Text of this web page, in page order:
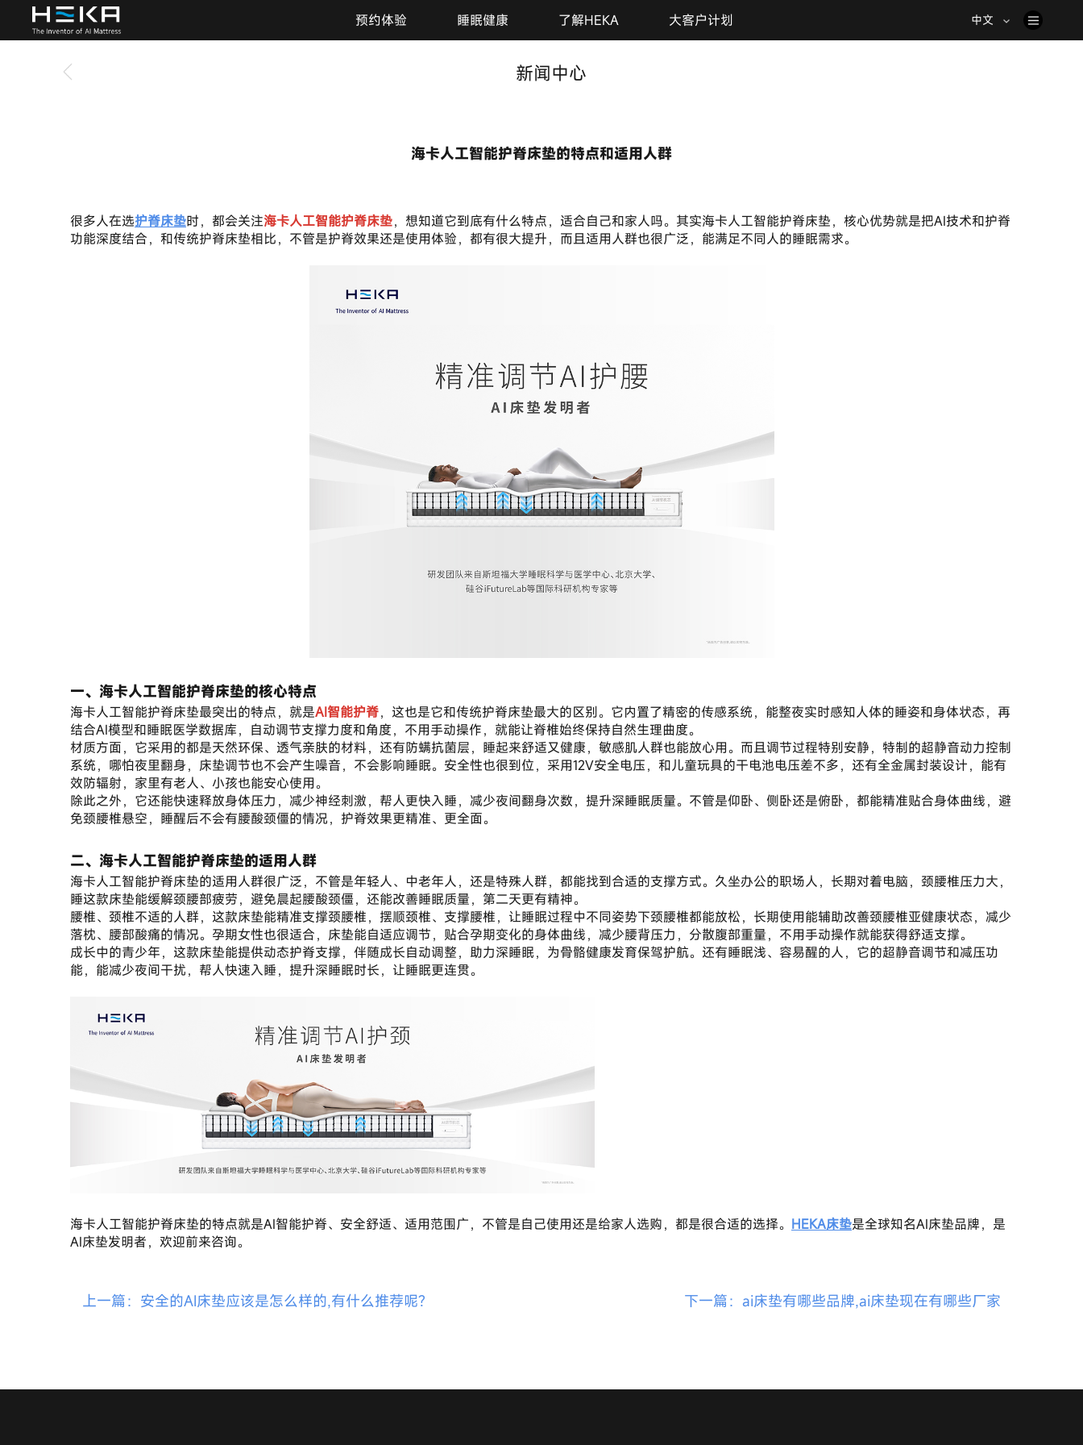
预约体验 睡眠健康 了解HEKA 大客户计划 中文
新闻中心
海卡人工智能护脊床垫的特点和适用人群
很多人在选护脊床垫时，都会关注海卡人工智能护脊床垫，想知道它到底有什么特点，适合自己和家人吗。其实海卡人工智能护脊床垫，核心优势就是把AI技术和护脊
功能深度结合，和传统护脊床垫相比，不管是护脊效果还是使用体验，都有很大提升，而且适用人群也很广泛，能满足不同人的睡眠需求。
一、海卡人工智能护脊床垫的核心特点
海卡人工智能护脊床垫最突出的特点，就是AI智能护脊，这也是它和传统护脊床垫最大的区别。它内置了精密的传感系统，能整夜实时感知人体的睡姿和身体状态，再
结合AI模型和睡眠医学数据库，自动调节支撑力度和角度，不用手动操作，就能让脊椎始终保持自然生理曲度。
材质方面，它采用的都是天然环保、透气亲肤的材料，还有防螨抗菌层，睡起来舒适又健康，敏感肌人群也能放心用。而且调节过程特别安静，特制的超静音动力控制
系统，哪怕夜里翻身，床垫调节也不会产生噪音，不会影响睡眠。安全性也很到位，采用12V安全电压，和儿童玩具的干电池电压差不多，还有全金属封装设计，能有
效防辐射，家里有老人、小孩也能安心使用。
除此之外，它还能快速释放身体压力，减少神经刺激，帮人更快入睡，减少夜间翻身次数，提升深睡眠质量。不管是仰卧、侧卧还是俯卧，都能精准贴合身体曲线，避
免颈腰椎悬空，睡醒后不会有腰酸颈僵的情况，护脊效果更精准、更全面。
二、海卡人工智能护脊床垫的适用人群
海卡人工智能护脊床垫的适用人群很广泛，不管是年轻人、中老年人，还是特殊人群，都能找到合适的支撑方式。久坐办公的职场人，长期对着电脑，颈腰椎压力大，
睡这款床垫能缓解颈腰部疲劳，避免晨起腰酸颈僵，还能改善睡眠质量，第二天更有精神。
腰椎、颈椎不适的人群，这款床垫能精准支撑颈腰椎，摆顺颈椎、支撑腰椎，让睡眠过程中不同姿势下颈腰椎都能放松，长期使用能辅助改善颈腰椎亚健康状态，减少
落枕、腰部酸痛的情况。孕期女性也很适合，床垫能自适应调节，贴合孕期变化的身体曲线，减少腰背压力，分散腹部重量，不用手动操作就能获得舒适支撑。
成长中的青少年，这款床垫能提供动态护脊支撑，伴随成长自动调整，助力深睡眠，为骨骼健康发育保驾护航。还有睡眠浅、容易醒的人，它的超静音调节和减压功
能，能减少夜间干扰，帮人快速入睡，提升深睡眠时长，让睡眠更连贯。
海卡人工智能护脊床垫的特点就是AI智能护脊、安全舒适、适用范围广，不管是自己使用还是给家人选购，都是很合适的选择。 HEKA床垫是全球知名AI床垫品牌，是
AI床垫发明者，欢迎前来咨询。
上一篇：安全的AI床垫应该是怎么样的,有什么推荐呢? 下一篇：ai床垫有哪些品牌,ai床垫现在有哪些厂家